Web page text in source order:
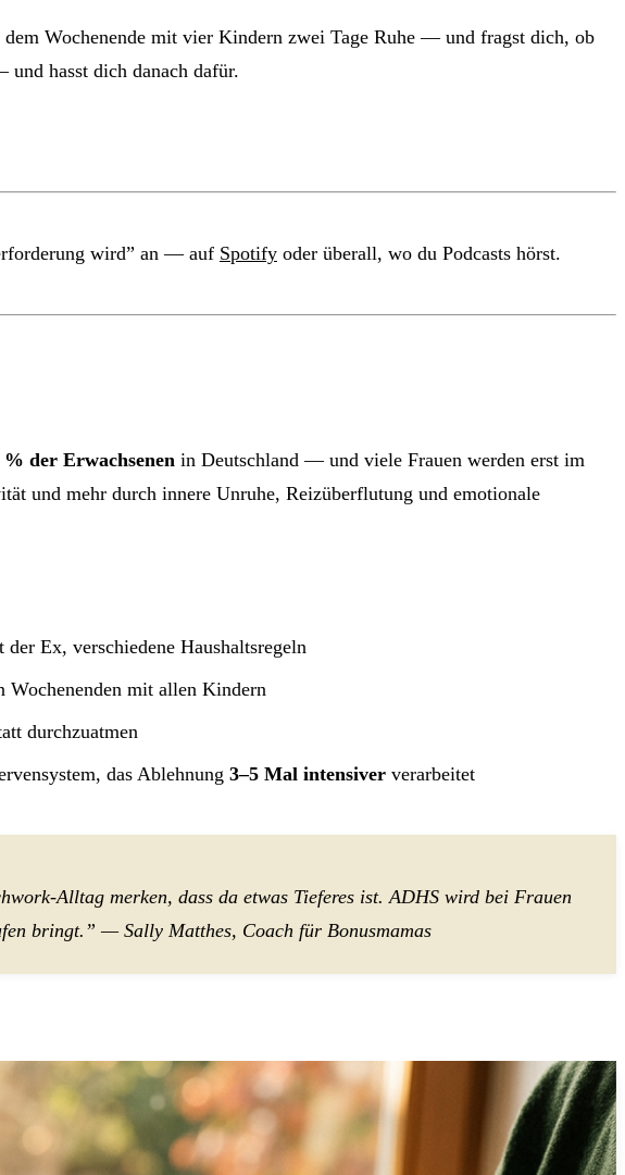
Wochenende mit vier Kindern zwei Tage Ruhe — und fragst dich, ob
hasst dich danach dafür.
wird” an — auf Spotify oder überall, wo du Podcasts hörst.
% der Erwachsenen in Deutschland — und viele Frauen werden erst im
und mehr durch innere Unruhe, Reizüberflutung und emotionale
Ex, verschiedene Haushaltsregeln
mit allen Kindern
durchzuatmen
das Ablehnung 3–5 Mal intensiver verarbeitet
Alltag merken, dass da etwas Tieferes ist. ADHS wird bei Frauen
bringt.” — Sally Matthes, Coach für Bonusmamas